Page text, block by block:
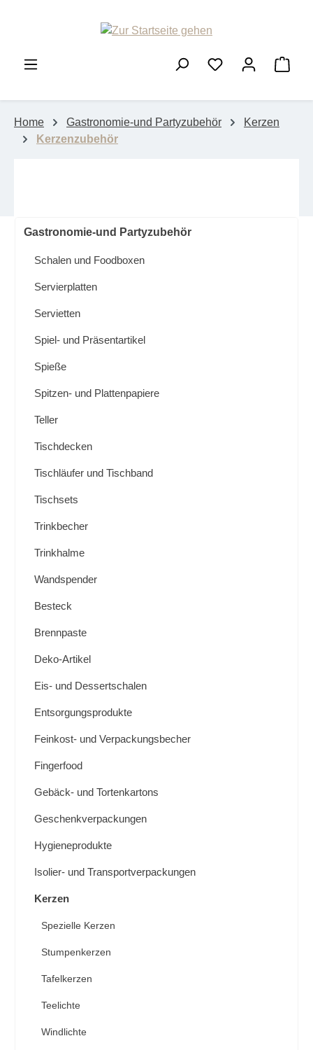
Home Gastronomie-und Partyzubehör
Kerzen
Kerzenzubehör
Gastronomie-und Partyzubehör
Schalen und Foodboxen
Servierplatten
Servietten
Spiel- und Präsentartikel
Spieße
Spitzen- und Plattenpapiere
Teller
Tischdecken
Tischläufer und Tischband
Tischsets
Trinkbecher
Trinkhalme
Wandspender
Besteck
Brennpaste
Deko-Artikel
Eis- und Dessertschalen
Entsorgungsprodukte
Feinkost- und Verpackungsbecher
Fingerfood
Gebäck- und Tortenkartons
Geschenkverpackungen
Hygieneprodukte
Isolier- und Transportverpackungen
Kerzen
Spezielle Kerzen
Stumpenkerzen
Tafelkerzen
Teelichte
Windlichte